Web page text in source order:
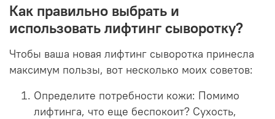
Как правильно выбрать и
использовать лифтинг сыворотку?
Чтобы ваша новая лифтинг сыворотка принесла
максимум пользы, вот несколько моих советов:
Определите потребности кожи: Помимо
лифтинга, что еще беспокоит? Сухость,